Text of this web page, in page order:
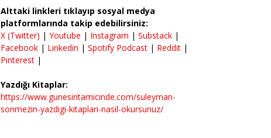
Alttaki linkleri tıklayıp sosyal medya
platformlarında takip edebilirsiniz:
X (Twitter) | Youtube | Instagram | Substack |
Facebook | Linkedin | Spotify Podcast | Reddit |
Pinterest |
Yazdığı Kitaplar:
https://www.gunesintamicinde.com/suleyman-
sonmezin-yazdigi-kitaplari-nasil-okursunuz/